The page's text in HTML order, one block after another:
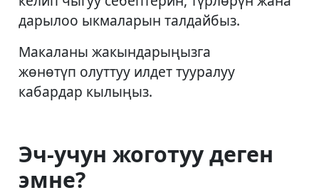
дарылоо ыкмаларын талдайбыз.
Макаланы жакындарыңызга
жөнөтүп олуттуу илдет тууралуу
кабардар кылыңыз.
Эч-учун жоготуу деген
эмне?